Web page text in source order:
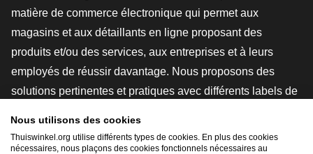
matière de commerce électronique qui permet aux
magasins et aux détaillants en ligne proposant des
produits et/ou des services, aux entreprises et à leurs
employés de réussir davantage. Nous proposons des
solutions pertinentes et pratiques avec différents labels de
études de marché, et nous disposons de notre propre
Nous utilisons des cookies
Thuiswinkel.org utilise différents types de cookies. En plus des cookies
nécessaires, nous plaçons des cookies fonctionnels nécessaires au